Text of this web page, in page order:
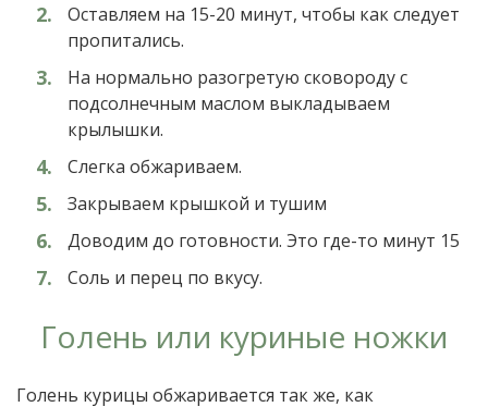
Оставляем на 15-20 минут, чтобы как следует
пропитались.
На нормально разогретую сковороду с
подсолнечным маслом выкладываем
крылышки.
Слегка обжариваем.
Закрываем крышкой и тушим
Доводим до готовности. Это где-то минут 15
Соль и перец по вкусу.
Голень или куриные ножки
Голень курицы обжаривается так же, как